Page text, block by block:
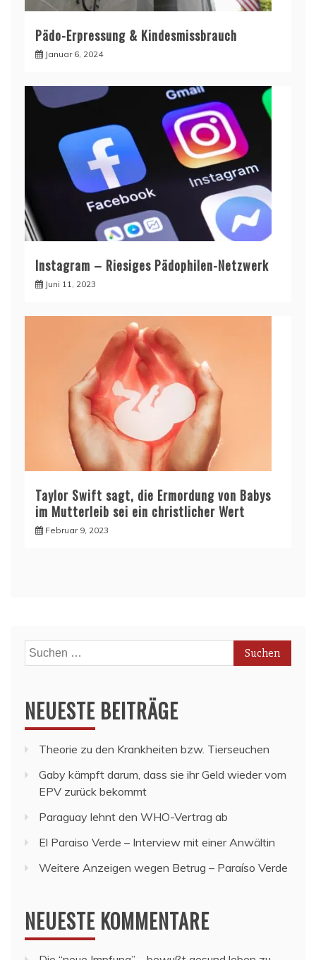
Pädo-Erpressung & Kindesmissbrauch
Januar 6, 2024
Instagram – Riesiges Pädophilen-Netzwerk
Juni 11, 2023
Taylor Swift sagt, die Ermordung von Babys
im Mutterleib sei ein christlicher Wert
Februar 9, 2023
Suchen
nach:
NEUESTE BEITRÄGE
Theorie zu den Krankheiten bzw. Tierseuchen
Gaby kämpft darum, dass sie ihr Geld wieder vom
EPV zurück bekommt
Paraguay lehnt den WHO-Vertrag ab
El Paraiso Verde – Interview mit einer Anwältin
Weitere Anzeigen wegen Betrug – Paraíso Verde
NEUESTE KOMMENTARE